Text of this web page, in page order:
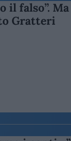
falso”. Ma
Gratteri